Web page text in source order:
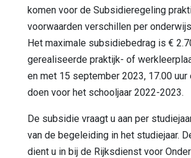
komen voor de Subsidieregeling
voorwaarden verschillen per
Het maximale subsidiebedrag is €
gerealiseerde praktijk- of
en met 15 september 2023, 17.00 uur
doen voor het schooljaar 2022-2023.
De subsidie vraagt u aan per
van de begeleiding in het studiejaar.
dient u in bij de Rijksdienst voor